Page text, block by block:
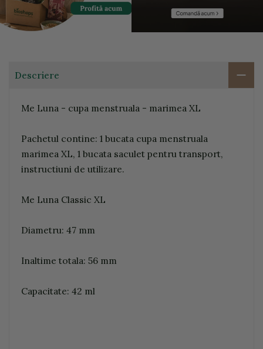
Descriere
Me Luna - cupa menstruala - marimea XL
Pachetul contine: 1 bucata cupa menstruala
marimea XL, 1 bucata saculet pentru transport,
instructiuni de utilizare.
Me Luna Classic XL
Diametru: 47 mm
Inaltime totala: 56 mm
Capacitate: 42 ml